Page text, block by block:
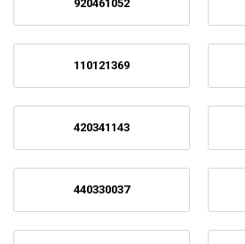
920461052
110121369
420341143
440330037